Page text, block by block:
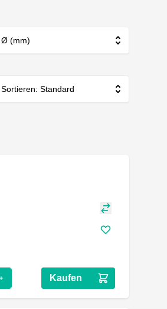
Ø (mm)
Sortieren: Standard
Kaufen